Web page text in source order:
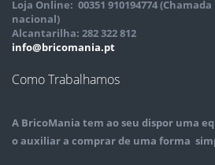
Loja Online: 00351 910194774
nacional)
Alcantarilha: 282 322 812
info@bricomania.pt
Como Trabalhamos
A BricoMania tem ao seu dispor uma
o auxiliar a comprar de uma forma